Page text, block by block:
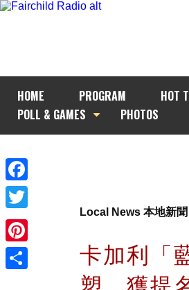
HOME PROGRAM HOT
POLL & GAMES
PHOTOS
Facebook
Twitter
Pinterest
Local News 本地新聞
卡加利「